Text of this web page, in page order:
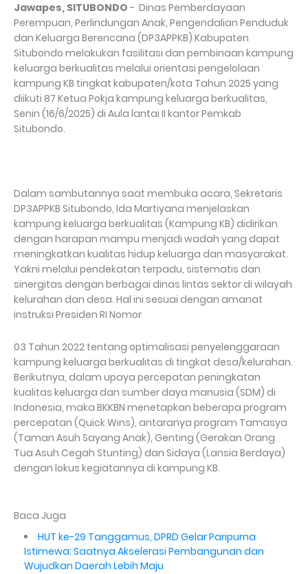
Jawapes, SITUBONDO - Dinas Pemberdayaan
Perempuan, Perlindungan Anak, Pengendalian Penduduk
dan Keluarga Berencana (DP3APPKB) Kabupaten
Situbondo melakukan fasilitasi dan pembinaan kampung
keluarga berkualitas melalui orientasi pengelolaan
kampung KB tingkat kabupaten/kota Tahun 2025 yang
diikuti 87 Ketua Pokja kampung keluarga berkualitas,
Senin (16/6/2025) di Aula lantai II kantor Pemkab
Situbondo.
Dalam sambutannya saat membuka acara, Sekretaris
DP3APPKB Situbondo, Ida Martiyana menjelaskan
kampung keluarga berkualitas (Kampung KB) didirikan
dengan harapan mampu menjadi wadah yang dapat
meningkatkan kualitas hidup keluarga dan masyarakat.
Yakni melalui pendekatan terpadu, sistematis dan
sinergitas dengan berbagai dinas lintas sektor di wilayah
kelurahan dan desa. Hal ini sesuai dengan amanat
instruksi Presiden RI Nomor
03 Tahun 2022 tentang optimalisasi penyelenggaraan
kampung keluarga berkualitas di tingkat desa/kelurahan.
Berikutnya, dalam upaya percepatan peningkatan
kualitas keluarga dan sumber daya manusia (SDM) di
Indonesia, maka BKKBN menetapkan beberapa program
percepatan (Quick Wins), antaranya program Tamasya
(Taman Asuh Sayang Anak), Genting (Gerakan Orang
Tua Asuh Cegah Stunting) dan Sidaya (Lansia Berdaya)
dengan lokus kegiatannya di kampung KB.
Baca Juga
HUT ke-29 Tanggamus, DPRD Gelar Paripurna
Istimewa: Saatnya Akselerasi Pembangunan dan
Wujudkan Daerah Lebih Maju